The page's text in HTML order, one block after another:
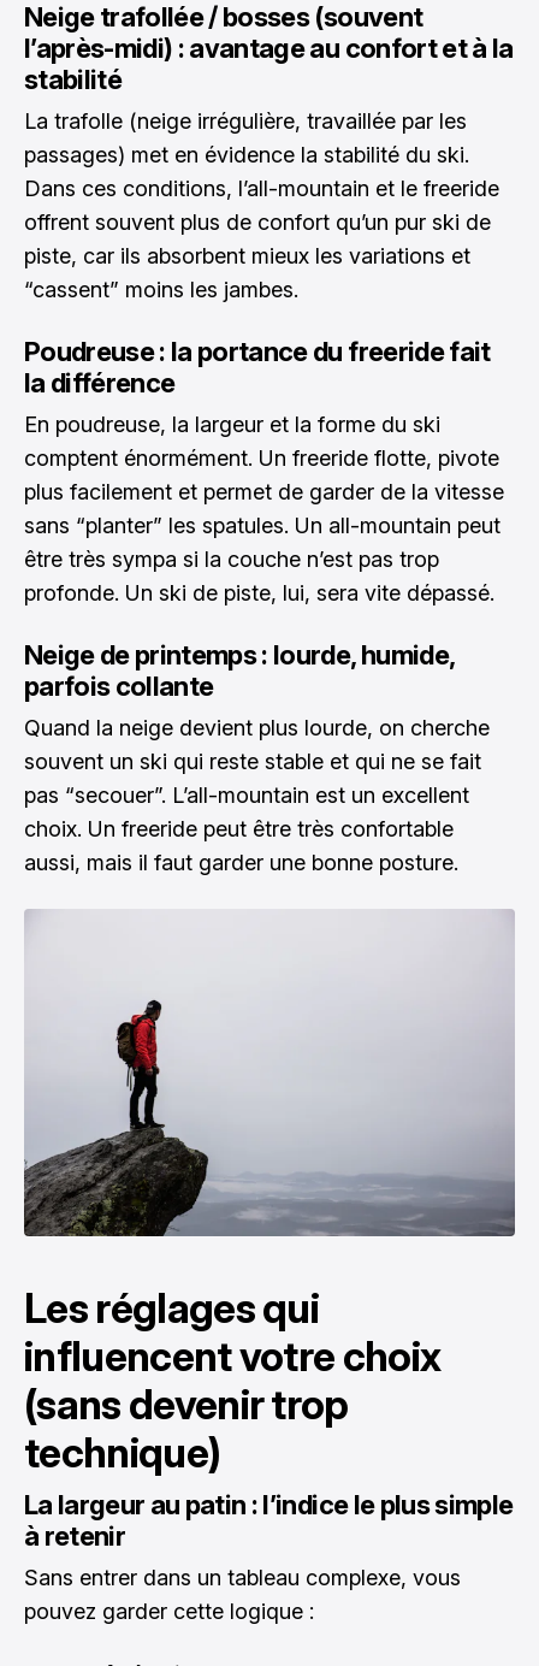
Neige trafollée / bosses (souvent
l’après-midi) : avantage au confort et à la
stabilité
La trafolle (neige irrégulière, travaillée par les
passages) met en évidence la stabilité du ski.
Dans ces conditions, l’all-mountain et le freeride
offrent souvent plus de confort qu’un pur ski de
piste, car ils absorbent mieux les variations et
“cassent” moins les jambes.
Poudreuse : la portance du freeride fait
la différence
En poudreuse, la largeur et la forme du ski
comptent énormément. Un freeride flotte, pivote
plus facilement et permet de garder de la vitesse
sans “planter” les spatules. Un all-mountain peut
être très sympa si la couche n’est pas trop
profonde. Un ski de piste, lui, sera vite dépassé.
Neige de printemps : lourde, humide,
parfois collante
Quand la neige devient plus lourde, on cherche
souvent un ski qui reste stable et qui ne se fait
pas “secouer”. L’all-mountain est un excellent
choix. Un freeride peut être très confortable
aussi, mais il faut garder une bonne posture.
Les réglages qui
influencent votre choix
(sans devenir trop
technique)
La largeur au patin : l’indice le plus simple
à retenir
Sans entrer dans un tableau complexe, vous
pouvez garder cette logique :